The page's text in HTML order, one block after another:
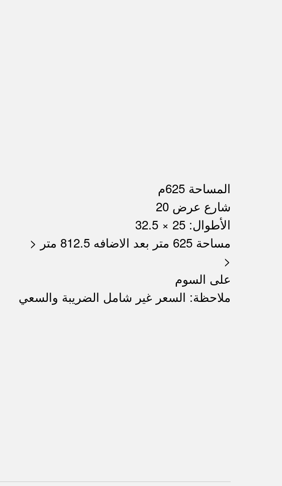
المساحة 625م
شارع عرض 20
الأطوال: 25 × 32.5
> مساحة 625 متر بعد الاضافه 812.5 متر
>
على السوم
ملاحظة: السعر غير شامل الضريبة والسعي